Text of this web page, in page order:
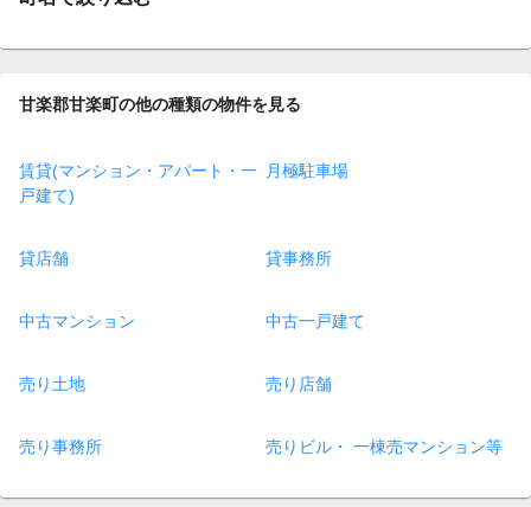
甘楽郡甘楽町の他の種類の物件を見る
賃貸(マンション・アパート・一
戸建て)
月極駐車場
貸店舗 貸事務所
中古マンション 中古一戸建て
売り土地 売り店舗
売り事務所 売りビル・ 一棟売マンション等